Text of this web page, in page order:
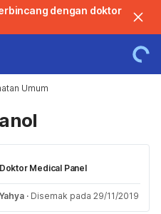
dengan doktor
Umum
Medical Panel
· Disemak pada 29/11/2019